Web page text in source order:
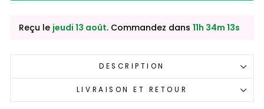
Reçu le jeudi 13 août. Commandez dans 11h 34m 12s
DESCRIPTION
LIVRAISON ET RETOUR